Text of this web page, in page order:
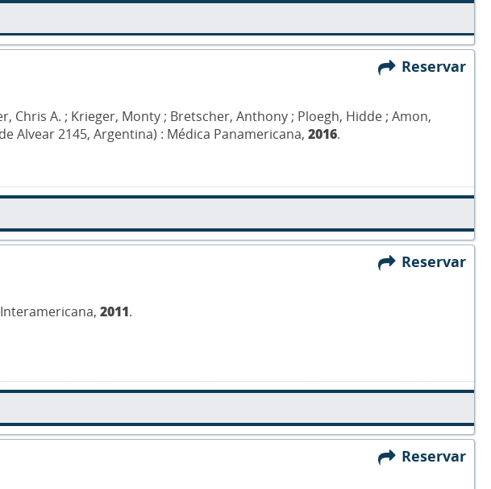
Reservar
Chris A. ; Krieger, Monty ; Bretscher, Anthony ; Ploegh, Hidde ; Amon,
Alvear 2145, Argentina) : Médica Panamericana, 2016.
Reservar
2011.
Reservar